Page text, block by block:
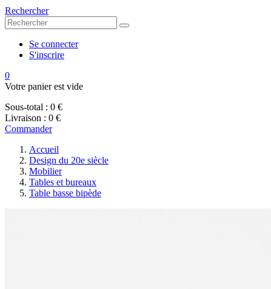
Rechercher
Se connecter
S'inscrire
0
Votre panier est vide
Sous-total : 0 €
Livraison : 0 €
Commander
Accueil
Design du 20e siècle
Mobilier
Tables et bureaux
Table basse bipède